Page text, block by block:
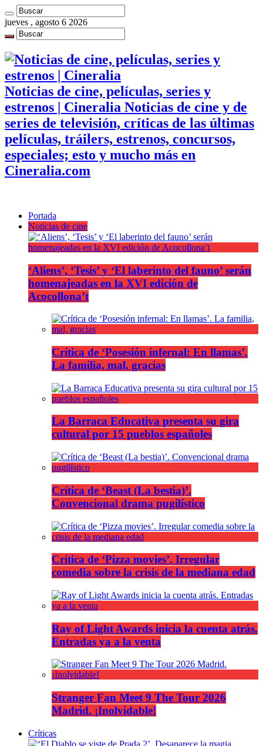
jueves , agosto 6 2026
Noticias de cine, películas, series y
estrenos | Cineralia Noticias de cine y de
series de televisión, críticas de las últimas
películas, tráilers, estrenos, concursos,
especiales; esto y mucho más en
Cineralia.com
Portada
Noticias de cine
‘Aliens’, ‘Tesis’ y ‘El laberinto del fauno’ serán
homenajeadas en la XVI edición de
Acocollona’t
Crítica de ‘Posesión infernal: En llamas’.
La familia, mal, gracias
La Barraca Educativa presenta su gira
cultural por 15 pueblos españoles
Crítica de ‘Beast (La bestia)’.
Convencional drama pugilístico
Crítica de ‘Pizza movies’. Irregular
comedia sobre la crisis de la mediana edad
Ray of Light Awards inicia la cuenta atrás.
Entradas ya a la venta
Stranger Fan Meet 9 The Tour 2026
Madrid. ¡Inolvidable!
Críticas